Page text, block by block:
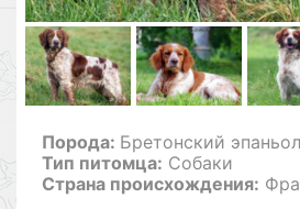
Порода: Бретонский
Тип питомца: Собаки
Страна происхождения: